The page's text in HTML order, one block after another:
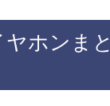
ホンまと